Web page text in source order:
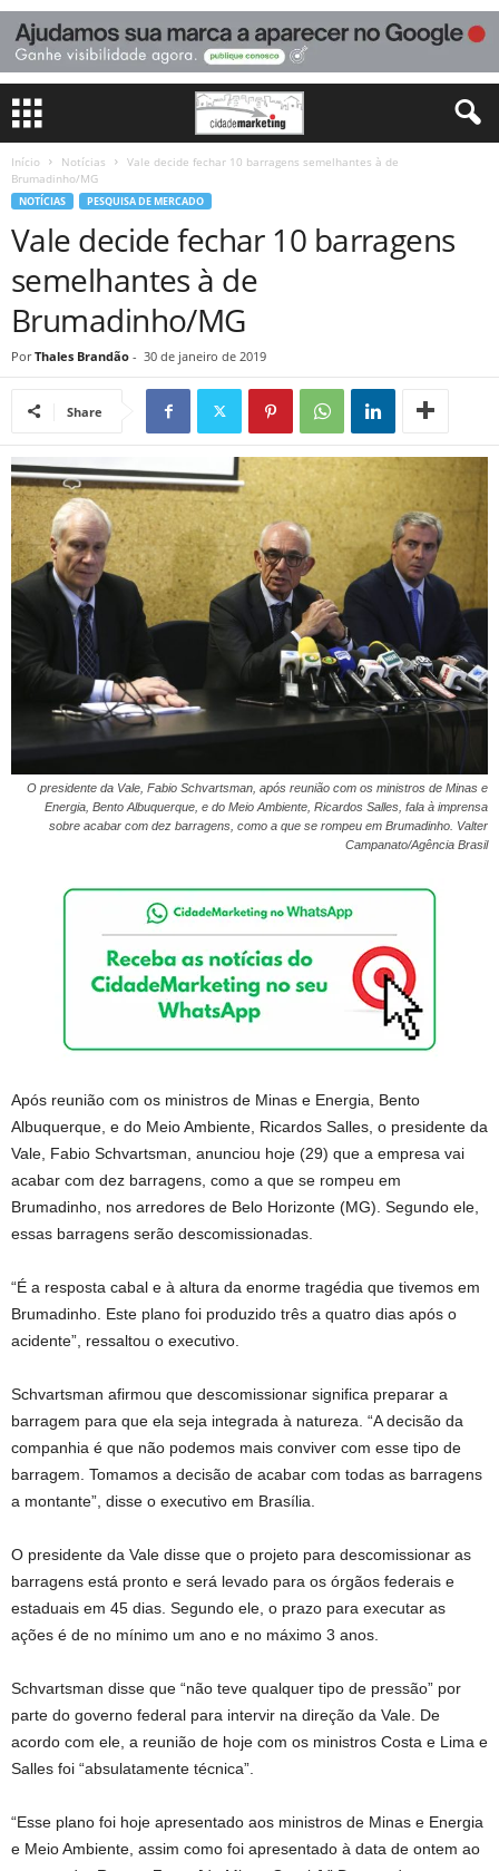
Início Notícias
Vale decide fechar 10 barragens semelhantes à de
Brumadinho/MG
NOTÍCIAS PESQUISA DE MERCADO
Vale decide fechar 10 barragens
semelhantes à de
Brumadinho/MG
Por Thales Brandão - 30 de janeiro de 2019
Share
O presidente da Vale, Fabio Schvartsman, após reunião com os ministros de Minas e
Energia, Bento Albuquerque, e do Meio Ambiente, Ricardos Salles, fala à imprensa
sobre acabar com dez barragens, como a que se rompeu em Brumadinho. Valter
Campanato/Agência Brasil
Após reunião com os ministros de Minas e Energia, Bento
Albuquerque, e do Meio Ambiente, Ricardos Salles, o presidente da
Vale, Fabio Schvartsman, anunciou hoje (29) que a empresa vai
acabar com dez barragens, como a que se rompeu em
Brumadinho, nos arredores de Belo Horizonte (MG). Segundo ele,
essas barragens serão descomissionadas.
“É a resposta cabal e à altura da enorme tragédia que tivemos em
Brumadinho. Este plano foi produzido três a quatro dias após o
acidente”, ressaltou o executivo.
Schvartsman afirmou que descomissionar significa preparar a
barragem para que ela seja integrada à natureza. “A decisão da
companhia é que não podemos mais conviver com esse tipo de
barragem. Tomamos a decisão de acabar com todas as barragens
a montante”, disse o executivo em Brasília.
O presidente da Vale disse que o projeto para descomissionar as
barragens está pronto e será levado para os órgãos federais e
estaduais em 45 dias. Segundo ele, o prazo para executar as
ações é de no mínimo um ano e no máximo 3 anos.
Schvartsman disse que “não teve qualquer tipo de pressão” por
parte do governo federal para intervir na direção da Vale. De
acordo com ele, a reunião de hoje com os ministros Costa e Lima e
Salles foi “absulatamente técnica”.
“Esse plano foi hoje apresentado aos ministros de Minas e Energia
e Meio Ambiente, assim como foi apresentado à data de ontem ao